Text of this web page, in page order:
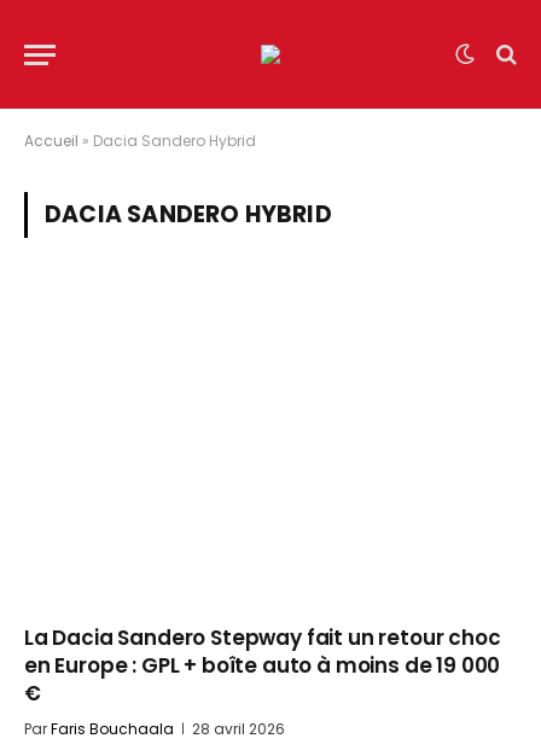
Accueil » Dacia Sandero Hybrid
DACIA SANDERO HYBRID
La Dacia Sandero Stepway fait un retour choc
en Europe : GPL + boîte auto à moins de 19 000
€
ParFaris Bouchaala 28 avril 2026